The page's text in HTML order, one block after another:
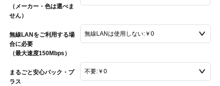
（メーカー・色は選べま
せん）
無線LANをご利用する場
合に必要
（最大速度150Mbps）
まるごと安心パック・プ
ラス